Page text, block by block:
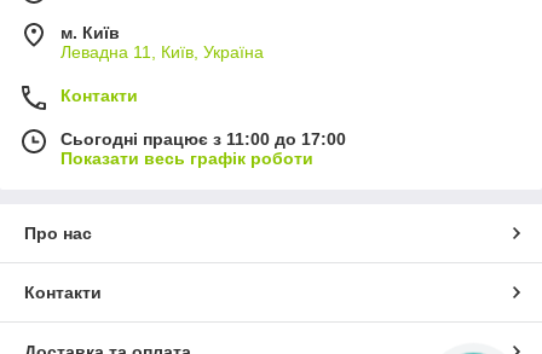
м. Київ
Левадна 11, Київ, Україна
Контакти
Сьогодні працює з 11:00 до 17:00
Показати весь графік роботи
Про нас
Контакти